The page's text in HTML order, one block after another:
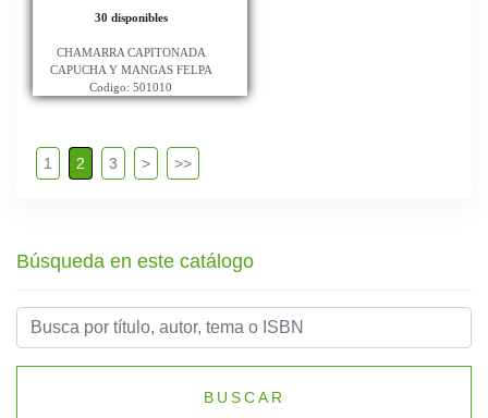
30 disponibles
CHAMARRA CAPITONADA
CAPUCHA Y MANGAS FELPA
Codigo: 501010
1 2 3 > >>
Búsqueda en este catálogo
BUSCAR